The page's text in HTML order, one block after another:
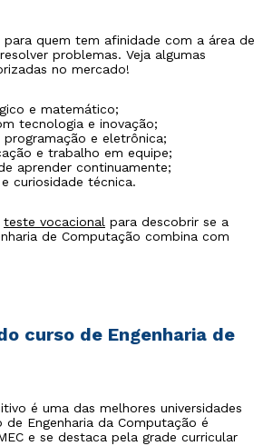
para quem tem afinidade com a área de
problemas. Veja algumas
no mercado!
e matemático;
tecnologia e inovação;
programação e eletrônica;
e trabalho em equipe;
aprender continuamente;
curiosidade técnica.
teste vocacional para descobrir se a
de Computação combina com
curso de Engenharia de
é uma das melhores universidades
de Engenharia da Computação é
e se destaca pela grade curricular